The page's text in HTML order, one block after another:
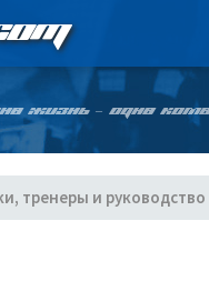
ЖИЗНЬ – ОДНА
тренеры и руководство